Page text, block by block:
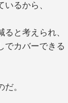
るから、
と考えられ、
でカバーできる
。